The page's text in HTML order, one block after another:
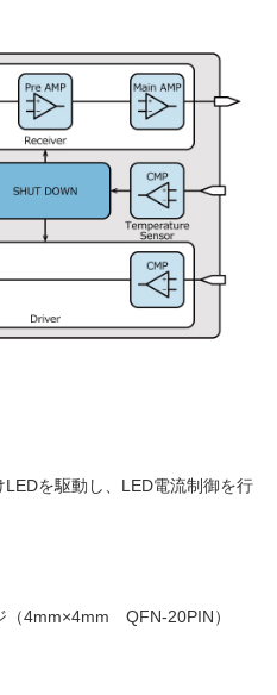
を駆動し、LED電流制御を行
（4mm×4mm QFN-20PIN）